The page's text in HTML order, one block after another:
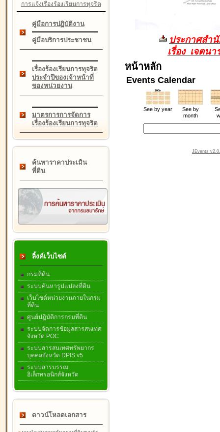
การแจ้งเรื่องร้องเรียนการทุจริต
คู่มือการปฏิบัติงาน
คู่มือบริการประชาชน
เรื่องร้องเรียนการทุจริต
ประจำปีของเจ้าหน้าที่
ของหน่วยงาน
มาตรการการจัดการ
เรื่องร้องเรียนการทุจริต
ค้นหาราคาประเมิน
ที่ดิน
ลิ้งค์เว็บไซต์
กรมที่ดิน
ระบบค้นหารูปแปลงที่ดิน
เว็บไซต์หน่วยงานภายในกรม
ที่ดิน
ศูนย์ปฏิบัติการกรมที่ดิน
ระบบจัดการข้อมูลสารสนเทศ
จังหวัด POC
ระบบสารสนเทศทรัพยากร
บุคคลจังหวัด DPIS v5
ระบบสารบรรณ
อิเล็กทรอนิกส์จังหวัด
ดาวน์โหลดเอกสาร
ประกาศสำ
เรื่อง เจตน
หน้าหลัก
Events Calendar
See by year
See by
month
JEvents